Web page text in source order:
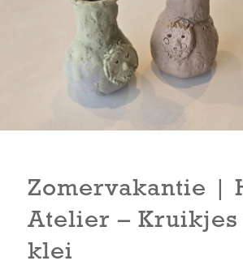
Zomervakantie |
Atelier – Kruikjes
klei